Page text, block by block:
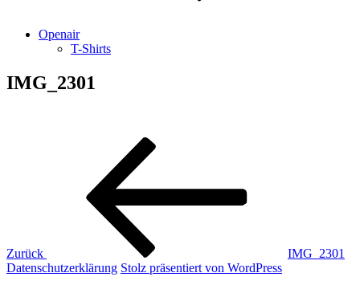
Openair
T-Shirts
IMG_2301
Beitragsnavigation
Zurück
IMG_2301
Datenschutzerklärung Stolz präsentiert von WordPress